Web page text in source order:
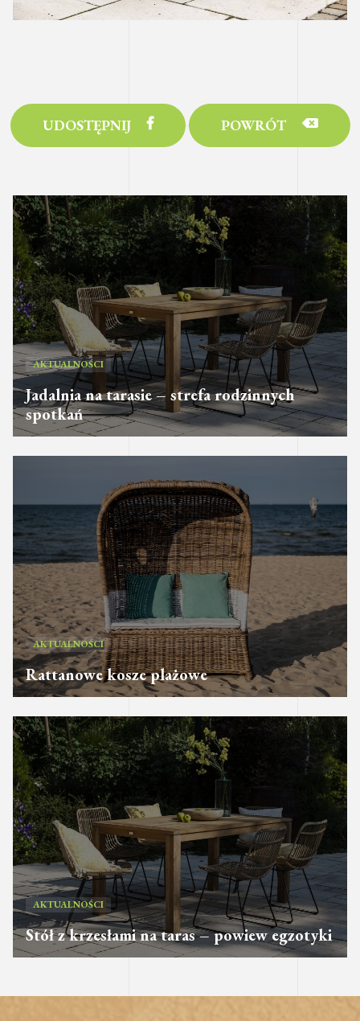
UDOSTĘPNIJ POWRÓT
AKTUALNOŚCI
Jadalnia na tarasie – strefa rodzinnych
spotkań
AKTUALNOŚCI
Rattanowe kosze plażowe
AKTUALNOŚCI
Stół z krzesłami na taras – powiew egzotyki